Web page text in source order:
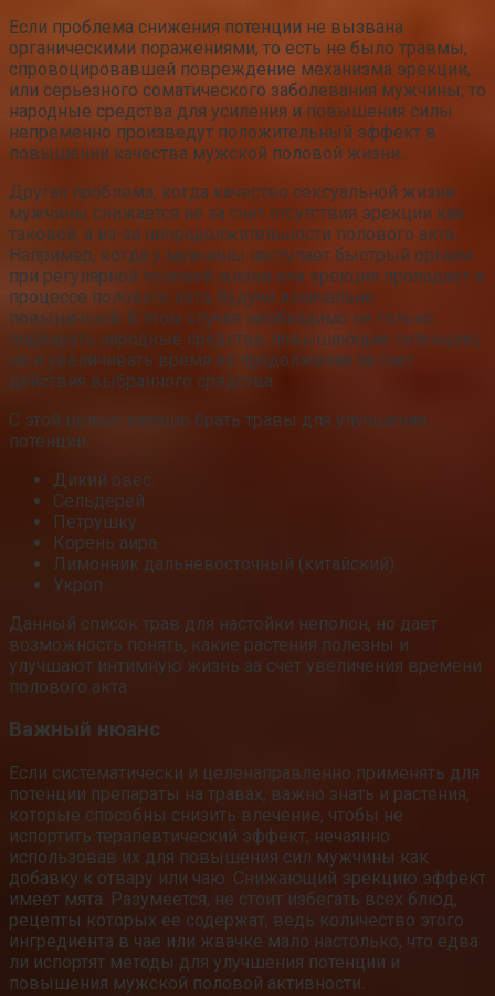
Если проблема снижения потенции не вызвана
органическими поражениями, то есть не было травмы,
спровоцировавшей повреждение механизма эрекции,
или серьезного соматического заболевания мужчины, то
народные средства для усиления и повышения силы
непременно произведут положительный эффект в
повышении качества мужской половой жизни.
Другая проблема, когда качество сексуальной жизни
мужчины снижается не за счет отсутствия эрекции как
таковой, а из-за непродолжительности полового акта.
Например, когда у мужчины наступает быстрый оргазм
при регулярной половой жизни или эрекция пропадает в
процессе полового акта, будучи изначально
повышенной. В этом случае необходимо не только
подбирать народные средства, повышающие потенцию,
но и увеличивать время ее продолжения за счет
действия выбранного средства.
С этой целью хорошо брать травы для улучшения
потенции:
Дикий овес.
Сельдерей.
Петрушку.
Корень аира.
Лимонник дальневосточный (китайский).
Укроп.
Данный список трав для настойки неполон, но дает
возможность понять, какие растения полезны и
улучшают интимную жизнь за счет увеличения времени
полового акта.
Важный нюанс
Если систематически и целенаправленно применять для
потенции препараты на травах, важно знать и растения,
которые способны снизить влечение, чтобы не
испортить терапевтический эффект, нечаянно
использовав их для повышения сил мужчины как
добавку к отвару или чаю. Снижающий эрекцию эффект
имеет мята. Разумеется, не стоит избегать всех блюд,
рецепты которых ее содержат, ведь количество этого
ингредиента в чае или жвачке мало настолько, что едва
ли испортят методы для улучшения потенции и
повышения мужской половой активности.